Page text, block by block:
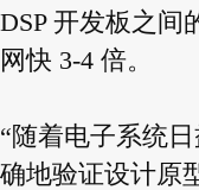
DSP 开发板之间
网快 3-4 倍。
“随着电子系统
确地验证设计原